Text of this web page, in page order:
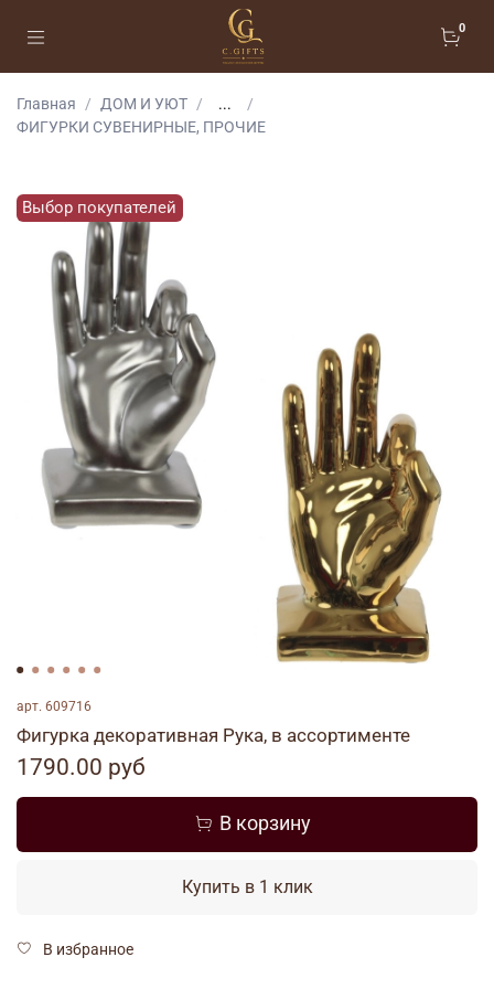
0
Главная ДОМ И УЮТ
...
ФИГУРКИ СУВЕНИРНЫЕ, ПРОЧИЕ
Выбор покупателей
арт. 609716
Фигурка декоративная Рука, в ассортименте
1790.00 руб
В корзину
Купить в 1 клик
В избранное